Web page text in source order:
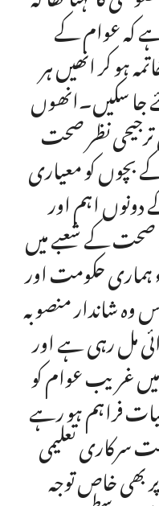
کہ عوام کے
ہو کر انھیں ہر
جا سکیں۔انھوں
نظر صحت
بچوں کو معیاری
دونوں اہم اور
صحت کے شعبے میں
حکومت اور
وہ شاندار منصوبہ
مل رہی ہے اور
غریب عوام کو
فراہم ہو رہے
سرکاری تعلیمی
بھی خاص توجہ